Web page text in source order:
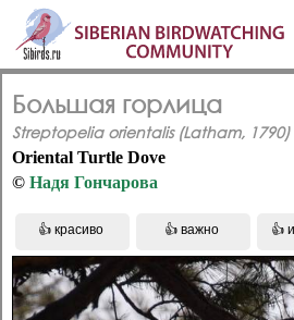
Большая горлица
Streptopelia orientalis (Latham, 1790)
Oriental Turtle Dove
© Надя Гончарова